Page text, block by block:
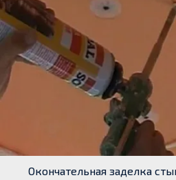
Окончательная заделка